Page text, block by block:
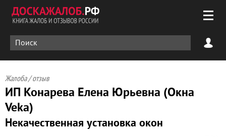
Жалоба / отзыв
ИП Конарева Елена Юрьевна (Окна
Veka)
Некачественная установка окон